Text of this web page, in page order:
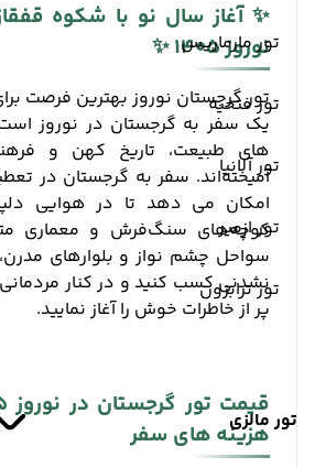
تور مارماریس
تور فتحیه
تور آلانیا
تور ازمیر
تور ترابزون
تور مالزی
✨ آغاز سال نو با شکوه
نوروز 1405 ✨
تور گرجستان نوروز بهترین فرصت
یک سفر به گرجستان در نوروز
‌های طبیعت، تاریخ کهن و
آمیخته‌اند. سفر به گرجستان در
امکان می ‌دهد تا در هوایی
کوچه‌های سنگ‌فرش و معماری
سواحل چشم‌ نواز و بلوارهای
‌نشدنی کسب کنید و در کنار
پر از خاطرات خوش را آغاز نمایید.
هزینه ‌های سفر